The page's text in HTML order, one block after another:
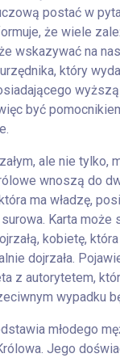
postać w
że wiele
wskazywać na
który
być
ale nie
wnoszą do
ma władzę,
Karta
kobietę,
dojrzała.
z autorytetem,
wypadku
młodego
Jego